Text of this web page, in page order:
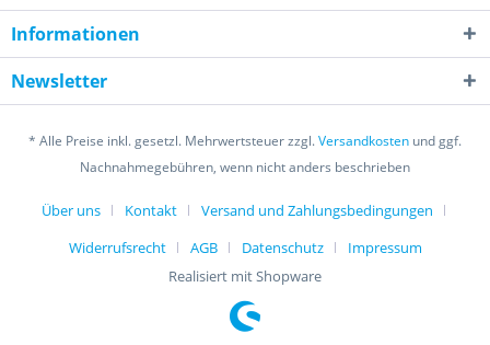
Informationen
Newsletter
* Alle Preise inkl. gesetzl. Mehrwertsteuer zzgl.Versandkosten und ggf.
Nachnahmegebühren, wenn nicht anders beschrieben
Über uns Kontakt
Versand und Zahlungsbedingungen
Widerrufsrecht
AGB Datenschutz
Impressum
Realisiert mit Shopware